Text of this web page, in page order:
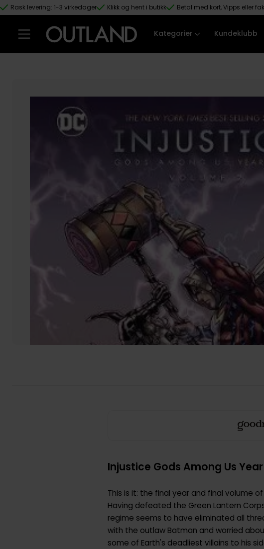
Hopp til hovedinnhold
Rask levering: 1-3 virkedager Klikk og hent i butikk Betal med kort, Vipps eller
Kategorier Kundeklubb
Injustice Gods Among Us Year
This is it: the final year and final volume of
Having defeated the Green Lantern
regime seems to have eliminated all
with the outlaw Batman and worried
some of Earth's deadliest villains to his